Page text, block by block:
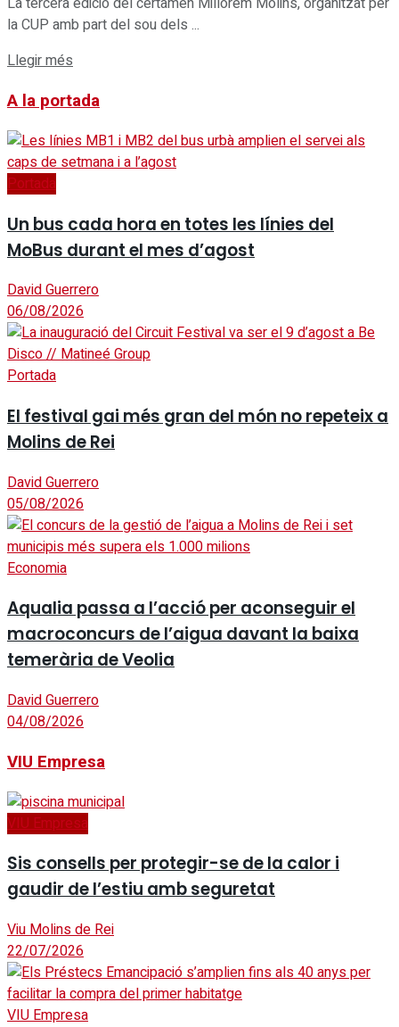
la CUP amb part del sou dels ...
Llegir més
A la portada
Portada
Un bus cada hora en totes les línies del
MoBus durant el mes d’agost
David Guerrero
06/08/2026
Portada
El festival gai més gran del món no repeteix a
Molins de Rei
David Guerrero
05/08/2026
Economia
Aqualia passa a l’acció per aconseguir el
macroconcurs de l’aigua davant la baixa
temerària de Veolia
David Guerrero
04/08/2026
VIU Empresa
VIU Empresa
Sis consells per protegir-se de la calor i
gaudir de l’estiu amb seguretat
Viu Molins de Rei
22/07/2026
VIU Empresa